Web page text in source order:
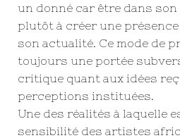
un donné car être dans
plutôt à créer une
son actualité. Ce mode de
toujours une portée
critique quant aux idées
perceptions instituées.
Une des réalités à laquelle
sensibilité des artistes